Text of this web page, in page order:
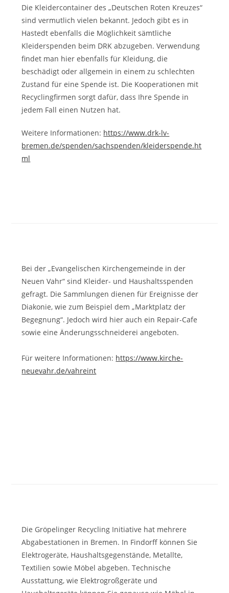
Die Kleidercontainer des „Deutschen Roten Kreuzes“
sind vermutlich vielen bekannt. Jedoch gibt es in
Hastedt ebenfalls die Möglichkeit sämtliche
Kleiderspenden beim DRK abzugeben. Verwendung
findet man hier ebenfalls für Kleidung, die
beschädigt oder allgemein in einem zu schlechten
Zustand für eine Spende ist. Die Kooperationen mit
Recyclingfirmen sorgt dafür, dass Ihre Spende in
jedem Fall einen Nutzen hat.
Weitere Informationen: https://www.drk-lv-
bremen.de/spenden/sachspenden/kleiderspende.ht
ml
Bei der „Evangelischen Kirchengemeinde in der
Neuen Vahr“ sind Kleider- und Haushaltsspenden
gefragt. Die Sammlungen dienen für Ereignisse der
Diakonie, wie zum Beispiel dem „Marktplatz der
Begegnung“. Jedoch wird hier auch ein Repair-Cafe
sowie eine Änderungsschneiderei angeboten.
Für weitere Informationen: https://www.kirche-
neuevahr.de/vahreint
Die Gröpelinger Recycling Initiative hat mehrere
Abgabestationen in Bremen. In Findorff können Sie
Elektrogeräte, Haushaltsgegenstände, Metallte,
Textilien sowie Möbel abgeben. Technische
Ausstattung, wie Elektrogroßgeräte und